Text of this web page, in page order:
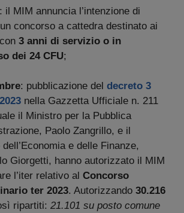
: il MIM annuncia l’intenzione di
concorso a cattedra destinato ai
3 anni di servizio o in
dei 24 CFU;
: pubblicazione del decreto 3
nella Gazzetta Ufficiale n. 211
il Ministro per la Pubblica
Paolo Zangrillo, e il
e delle Finanze,
Giorgetti, hanno autorizzato il MIM
l’iter relativo al Concorso
ter 2023. Autorizzando 30.216
ripartiti: 21.101 su posto comune